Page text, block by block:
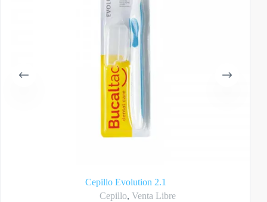
Cepillo Evolution 2.1
Cepillo, Venta Libre